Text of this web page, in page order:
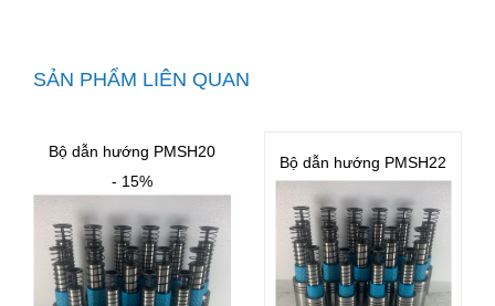
SẢN PHẨM LIÊN QUAN
Bộ dẫn hướng PMSH20
- 15%
Bộ dẫn hướng PMSH22